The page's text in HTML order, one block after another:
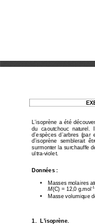
L’isoprène  a  été
du  caoutchouc  naturel.
d’espèces  d’arbres  (par
d’isoprène  semblerait
surmonter la surchauffe
ultra-violet.
Données :
•
Masses molaires
M(C) = 12,0 g.mol -1
•
Masse volumique
1.  L’isoprène.